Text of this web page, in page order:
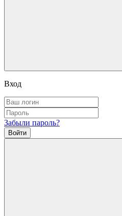
Вход
Забыли пароль?
Войти